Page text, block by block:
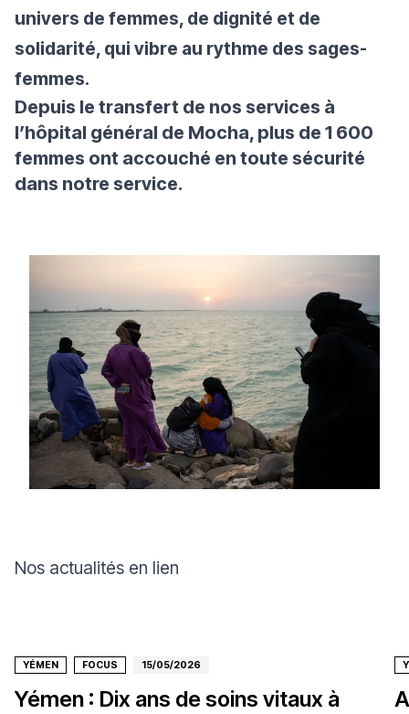
univers de femmes, de dignité et de
solidarité, qui vibre au rythme des sages-
femmes.
Depuis le transfert de nos services à
l’hôpital général de Mocha, plus de 1 600
femmes ont accouché en toute sécurité
dans notre service.
Nos actualités en lien
YÉMEN FOCUS 15/05/2026
Yémen : Dix ans de soins vitaux à